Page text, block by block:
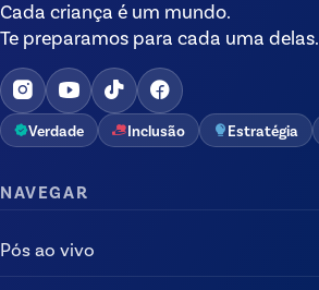
Cada criança é um mundo.
Te preparamos para cada uma delas.
Verdade Inclusão Estratégia
NAVEGAR
Pós ao vivo